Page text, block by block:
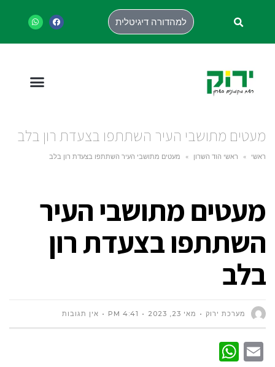
למהדורה דיגיטלית
מעטים מתושבי העיר השתתפו בצעדת רון בלב
ראשי » ראשי הוד השרון » מעטים מתושבי העיר השתתפו בצעדת רון בלב
מעטים מתושבי העיר
השתתפו בצעדת רון
בלב
מערכת ירוק מאי 23, 2023 4:41 PM אין תגובות
Email